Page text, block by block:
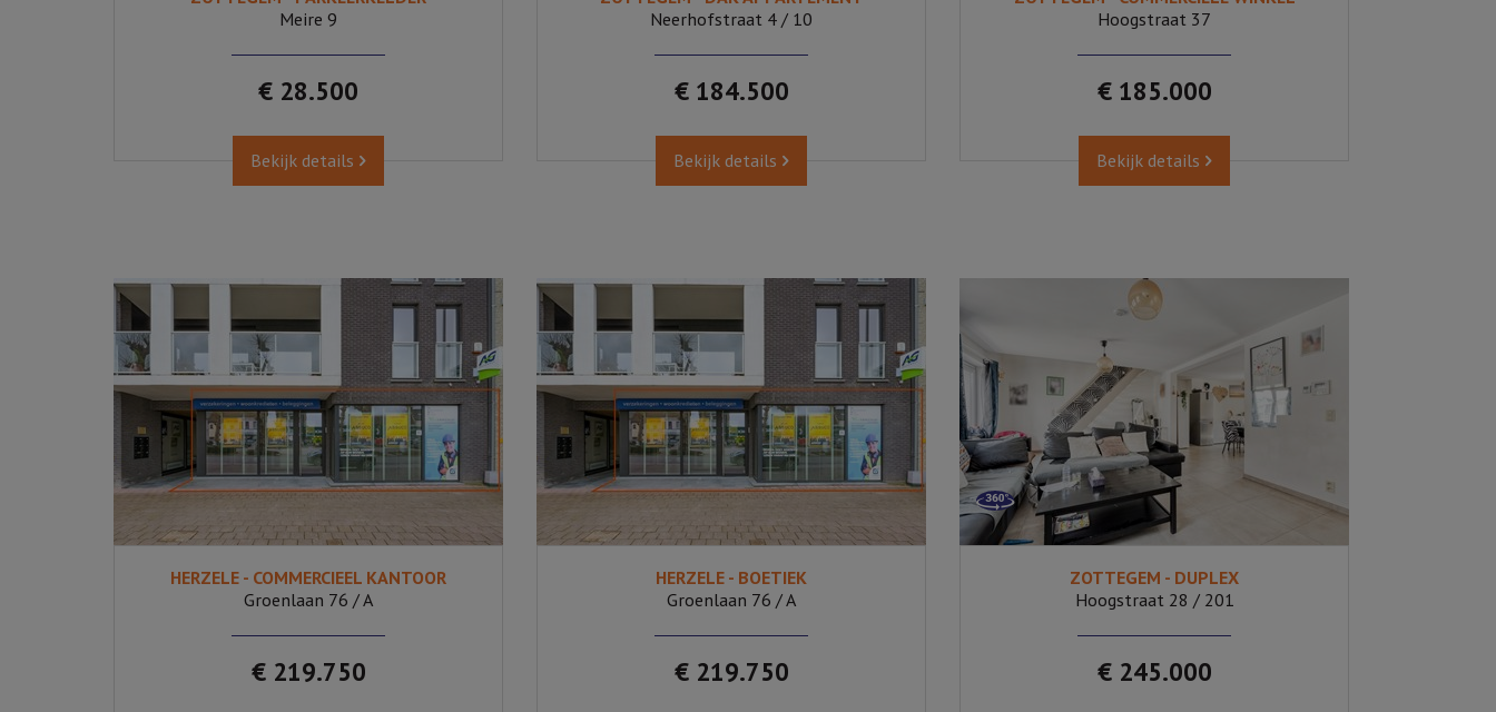
Meire 9
€ 28.500
Bekijk details
Neerhofstraat 4 / 10
€ 184.500
Bekijk details
Hoogstraat 37
€ 185.000
Bekijk details
HERZELE - COMMERCIEEL KANTOOR
Groenlaan 76 / A
€ 219.750
HERZELE - BOETIEK
Groenlaan 76 / A
€ 219.750
2 Ja 189
ZOTTEGEM - DUPLEX
Hoogstraat 28 / 201
€ 245.000